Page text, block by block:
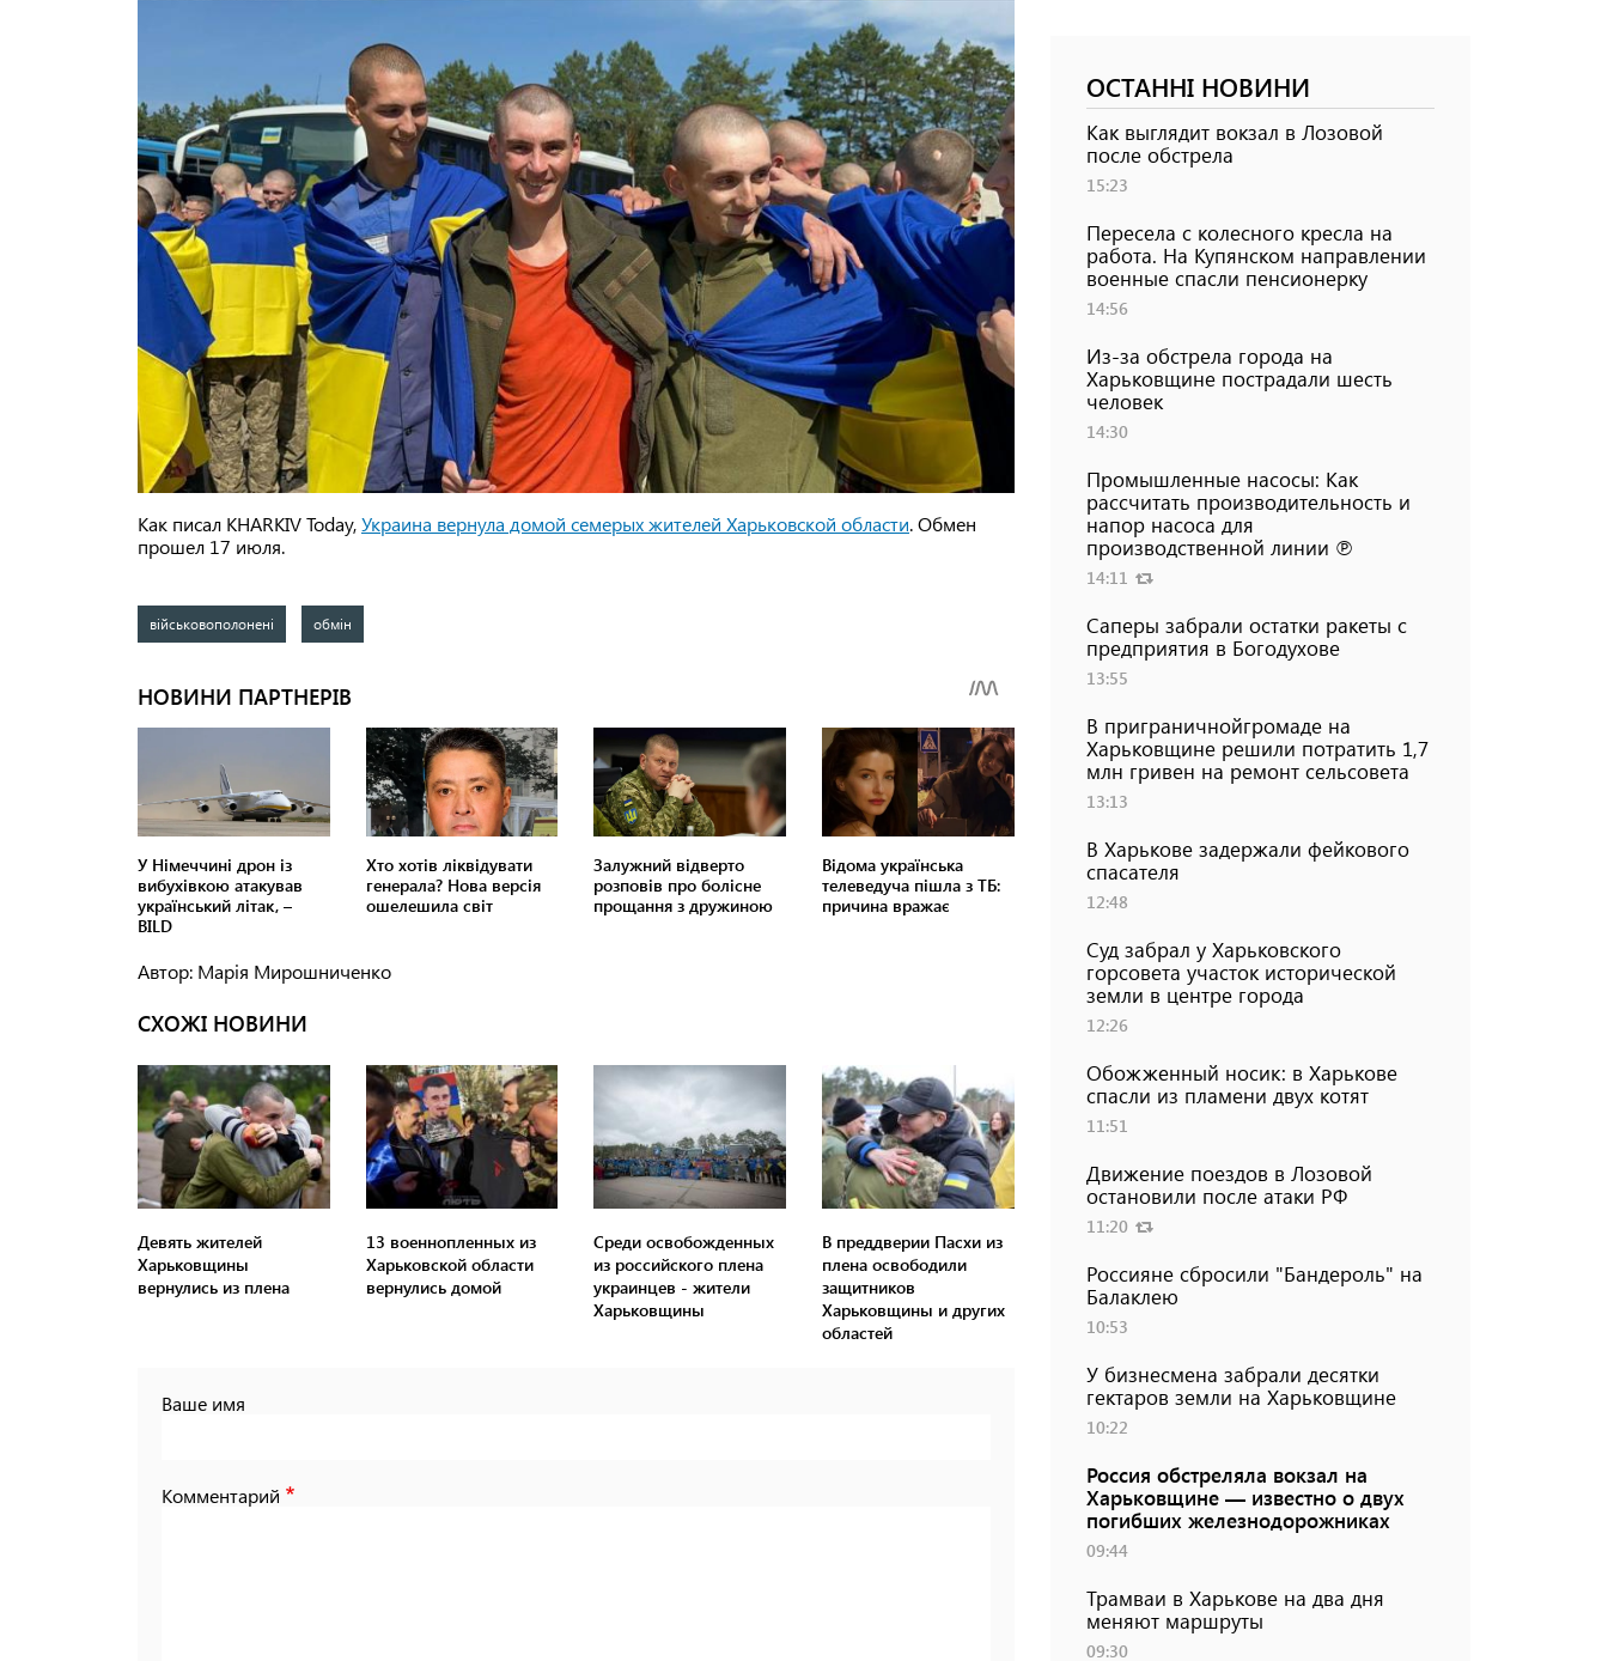
Как писал KHARKIV Today,Украина вернула домой семерых жителей Харьковской области. Обмен
прошел 17 июля.
військовополонені обмін
Автор: Марія Мирошниченко
СХОЖІ НОВИНИ
Девять жителей
Харьковщины
вернулись из плена
13 военнопленных из
Харьковской области
вернулись домой
Среди освобожденных
из российского плена
украинцев - жители
Харьковщины
В преддверии Пасхи из
плена освободили
защитников
Харьковщины и других
областей
Ваше имя
Комментарий
ОСТАННІ НОВИНИ
Как выглядит вокзал в Лозовой
после обстрела
15:23
Пересела с колесного кресла на
работа. На Купянском направлении
военные спасли пенсионерку
14:56
Из-за обстрела города на
Харьковщине пострадали шесть
человек
14:30
Промышленные насосы: Как
рассчитать производительность и
напор насоса для
производственной линии ℗
14:11
Саперы забрали остатки ракеты с
предприятия в Богодухове
13:55
В приграничнойгромаде на
Харьковщине решили потратить 1,7
млн ​​гривен на ремонт сельсовета
13:13
В Харькове задержали фейкового
спасателя
12:48
Суд забрал у Харьковского
горсовета участок исторической
земли в центре города
12:26
Обожженный носик: в Харькове
спасли из пламени двух котят
11:51
Движение поездов в Лозовой
остановили после атаки РФ
11:20
Россияне сбросили "Бандероль" на
Балаклею
10:53
У бизнесмена забрали десятки
гектаров земли на Харьковщине
10:22
Россия обстреляла вокзал на
Харьковщине — известно о двух
погибших железнодорожниках
09:44
Трамваи в Харькове на два дня
меняют маршруты
09:30